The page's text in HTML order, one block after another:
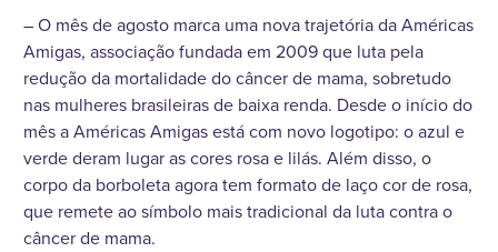
– O mês de agosto marca uma nova trajetória da Américas
Amigas, associação fundada em 2009 que luta pela
redução da mortalidade do câncer de mama, sobretudo
nas mulheres brasileiras de baixa renda. Desde o início do
mês a Américas Amigas está com novo logotipo: o azul e
verde deram lugar as cores rosa e lilás. Além disso, o
corpo da borboleta agora tem formato de laço cor de rosa,
que remete ao símbolo mais tradicional da luta contra o
câncer de mama.